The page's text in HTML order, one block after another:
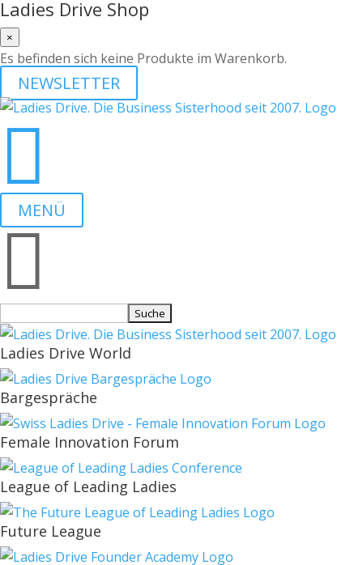
Ladies Drive Shop
×
Es befinden sich keine Produkte im Warenkorb.
NEWSLETTER

MENÜ

nach:
Ladies Drive World
Bargespräche
Female Innovation Forum
League of Leading Ladies
Future League